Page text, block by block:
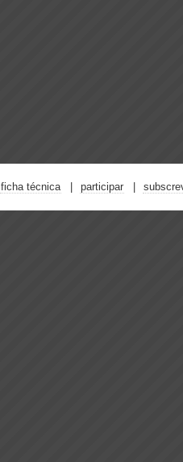
ficha técnica participar